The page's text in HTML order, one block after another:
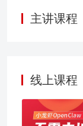
主讲课程
线上课程